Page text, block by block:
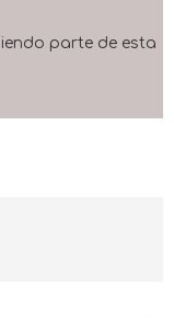
parte de esta